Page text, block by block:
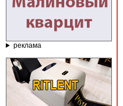
реклама